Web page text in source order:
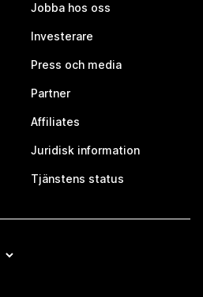
Jobba hos oss
Investerare
Press och media
Partner
Affiliates
Juridisk information
Tjänstens status